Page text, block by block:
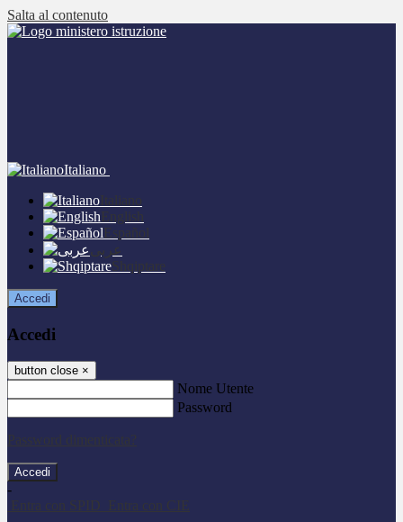
Salta al contenuto
Italiano
Italiano
English
Español
عربى
Shqiptare
Accedi
Accedi
button close ×
Nome Utente
Password
Password dimenticata?
-
Entra con SPID
Entra con CIE